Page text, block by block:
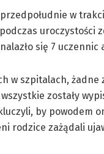
w
uroczystości
się 7
w szpitalach, żadne
zostały
by powodem
rodzice zażądali